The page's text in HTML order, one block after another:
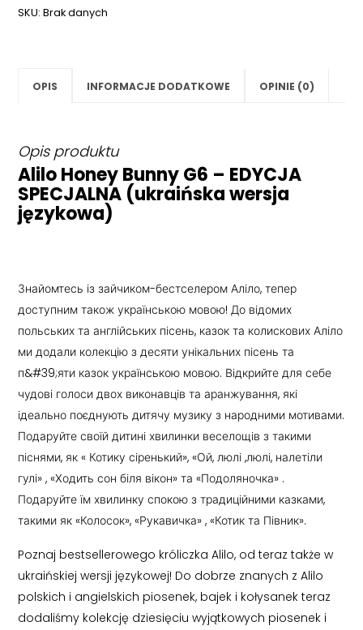
SKU: Brak danych
OPIS INFORMACJE DODATKOWE OPINIE (0)
Opis produktu
Alilo Honey Bunny G6 – EDYCJA
SPECJALNA (ukraińska wersja
językowa)
Знайомтесь із зайчиком-бестселером Аліло, тепер
доступним також українською мовою! До відомих
польських та англійських пісень, казок та колискових Аліло
ми додали колекцію з десяти унікальних пісень та
п&#39;яти казок українською мовою. Відкрийте для себе
чудові голоси двох виконавців та аранжування, які
ідеально поєднують дитячу музику з народними мотивами.
Подаруйте своїй дитині хвилинки веселощів з такими
піснями, як « Котику сіренький», «Ой, люлі ,люлі, налетіли
гулі» , «Ходить сон біля вікон» та «Подоляночка» .
Подаруйте їм хвилинку спокою з традиційними казками,
такими як «Колосок», «Рукавичка» , «Котик та Півник».
Poznaj bestsellerowego króliczka Alilo, od teraz także w
ukraińskiej wersji językowej! Do dobrze znanych z Alilo
polskich i angielskich piosenek, bajek i kołysanek teraz
dodaliśmy kolekcję dziesięciu wyjątkowych piosenek i